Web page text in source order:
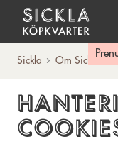
Hem
Sickla Om Sickla